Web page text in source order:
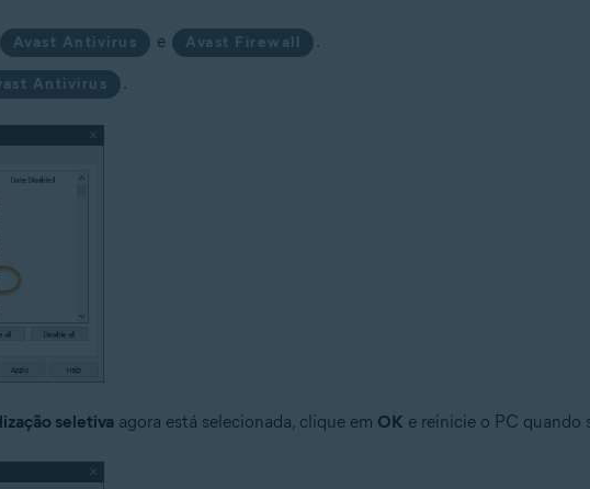
Avast Antivirus e Avast Firewall
.
Antivirus .
seletivaagora está selecionada, clique em OK e reinicie o PC quando